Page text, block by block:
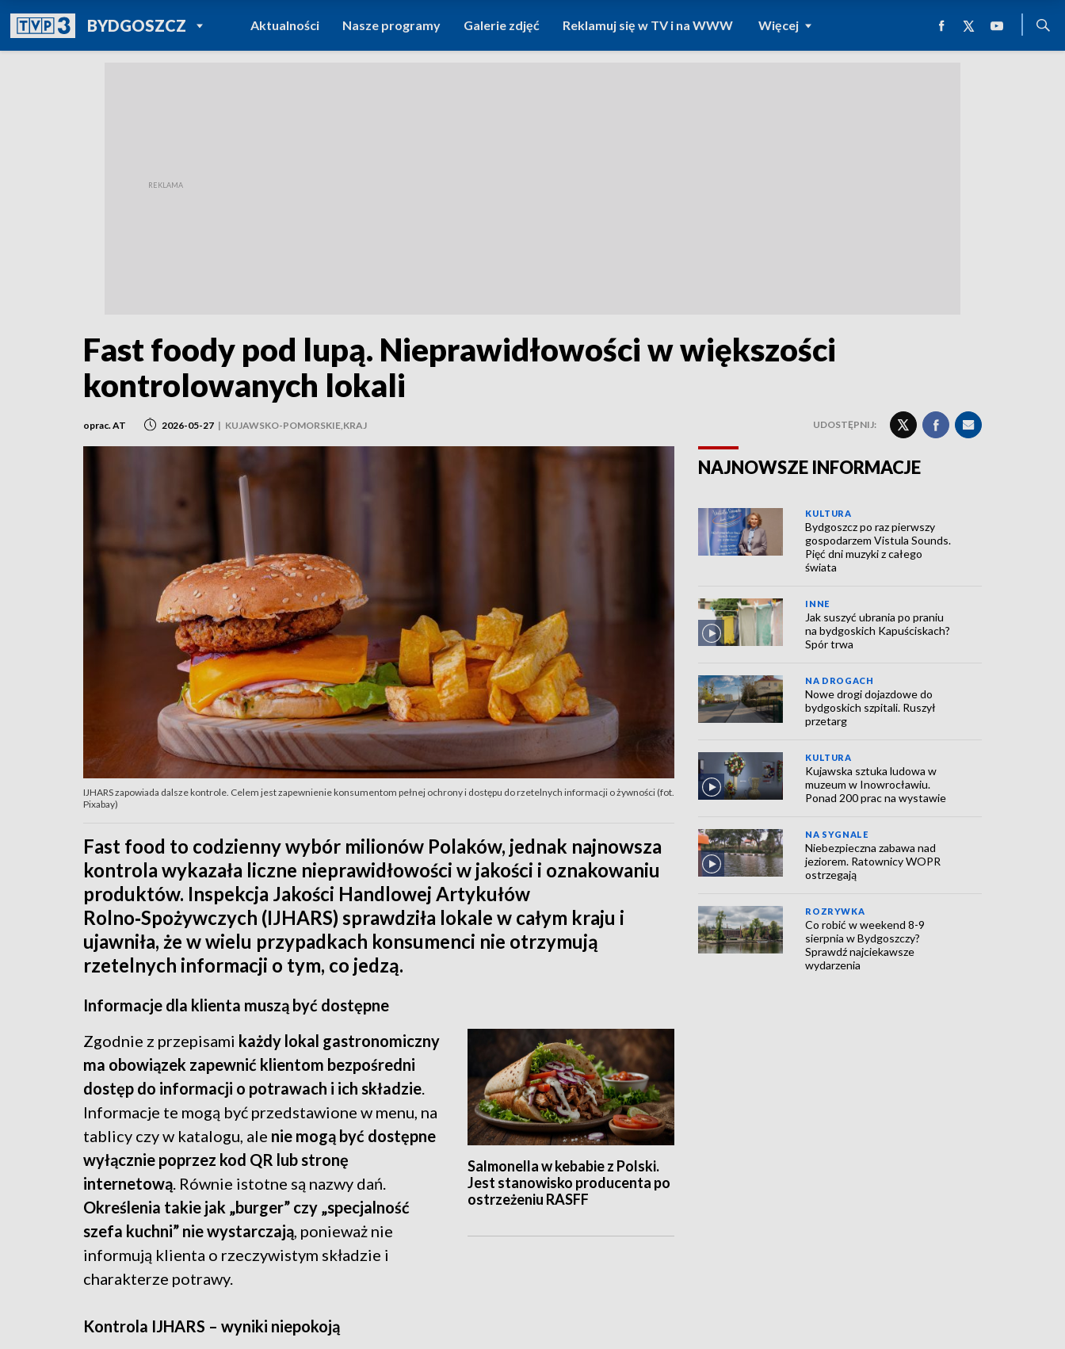
BYDGOSZCZPOWRÓT DO
TVP REGIONY
Aktualności Nasze programy Galerie zdjęć Reklamuj się w TV i na WWW Więcej
Fast foody pod lupą. Nieprawidłowości w większości
kontrolowanych lokali
oprac. AT 2026-05-27 | KUJAWSKO-POMORSKIE,KRAJ UDOSTĘPNIJ:
IJHARS zapowiada dalsze kontrole. Celem jest zapewnienie konsumentom pełnej ochrony i dostępu do rzetelnych informacji o żywności (fot.
Pixabay)
Fast food to codzienny wybór milionów Polaków, jednak najnowsza
kontrola wykazała liczne nieprawidłowości w jakości i oznakowaniu
produktów. Inspekcja Jakości Handlowej Artykułów
Rolno‑Spożywczych (IJHARS) sprawdziła lokale w całym kraju i
ujawniła, że w wielu przypadkach konsumenci nie otrzymują
rzetelnych informacji o tym, co jedzą.
Informacje dla klienta muszą być dostępne
Salmonella w kebabie z Polski.
Jest stanowisko producenta po
ostrzeżeniu RASFF
Zgodnie z przepisami każdy lokal gastronomiczny
ma obowiązek zapewnić klientom bezpośredni
dostęp do informacji o potrawach i ich składzie.
Informacje te mogą być przedstawione w menu, na
tablicy czy w katalogu, ale nie mogą być dostępne
wyłącznie poprzez kod QR lub stronę
internetową. Równie istotne są nazwy dań.
Określenia takie jak „burger” czy „specjalność
szefa kuchni” nie wystarczają, ponieważ nie
informują klienta o rzeczywistym składzie i
charakterze potrawy.
Kontrola IJHARS – wyniki niepokoją
NAJNOWSZE INFORMACJE
KULTURA
Bydgoszcz po raz pierwszy
gospodarzem Vistula Sounds.
Pięć dni muzyki z całego
świata
INNE
Jak suszyć ubrania po praniu
na bydgoskich Kapuściskach?
Spór trwa
NA DROGACH
Nowe drogi dojazdowe do
bydgoskich szpitali. Ruszył
przetarg
KULTURA
Kujawska sztuka ludowa w
muzeum w Inowrocławiu.
Ponad 200 prac na wystawie
NA SYGNALE
Niebezpieczna zabawa nad
jeziorem. Ratownicy WOPR
ostrzegają
ROZRYWKA
Co robić w weekend 8-9
sierpnia w Bydgoszczy?
Sprawdź najciekawsze
wydarzenia